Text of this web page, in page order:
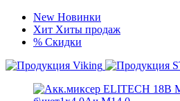
New Новинки
Хит Хиты продаж
% Скидки